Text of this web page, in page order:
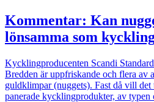
Kommentar: Kan
lönsamma som
Kycklingproducenten Scandi
Bredden är uppfriskande och flera av
guldklimpar (nuggets). Fast då vill det
panerade kycklingprodukter, av